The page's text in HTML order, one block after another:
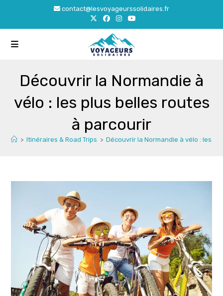
content
contact@lesvoyageurssolidaires.fr
Découvrir la Normandie à
vélo : les plus belles routes
à parcourir
> Itinéraires & Road Trips > Découvrir la Normandie à vélo : les